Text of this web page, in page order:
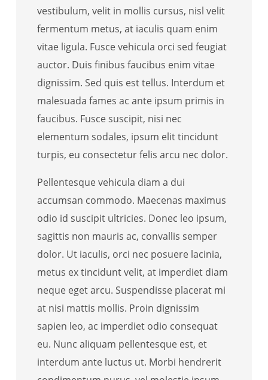
vestibulum, velit in mollis cursus, nisl velit
fermentum metus, at iaculis quam enim
vitae ligula. Fusce vehicula orci sed feugiat
auctor. Duis finibus faucibus enim vitae
dignissim. Sed quis est tellus. Interdum et
malesuada fames ac ante ipsum primis in
faucibus. Fusce suscipit, nisi nec
elementum sodales, ipsum elit tincidunt
turpis, eu consectetur felis arcu nec dolor.
Pellentesque vehicula diam a dui
accumsan commodo. Maecenas maximus
odio id suscipit ultricies. Donec leo ipsum,
sagittis non mauris ac, convallis semper
dolor. Ut iaculis, orci nec posuere lacinia,
metus ex tincidunt velit, at imperdiet diam
neque eget arcu. Suspendisse placerat mi
at nisi mattis mollis. Proin dignissim
sapien leo, ac imperdiet odio consequat
eu. Nunc aliquam pellentesque est, et
interdum ante luctus ut. Morbi hendrerit